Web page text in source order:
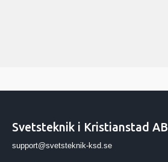
Svetsteknik i Kristianstad AB
support@svetsteknik-ksd.se